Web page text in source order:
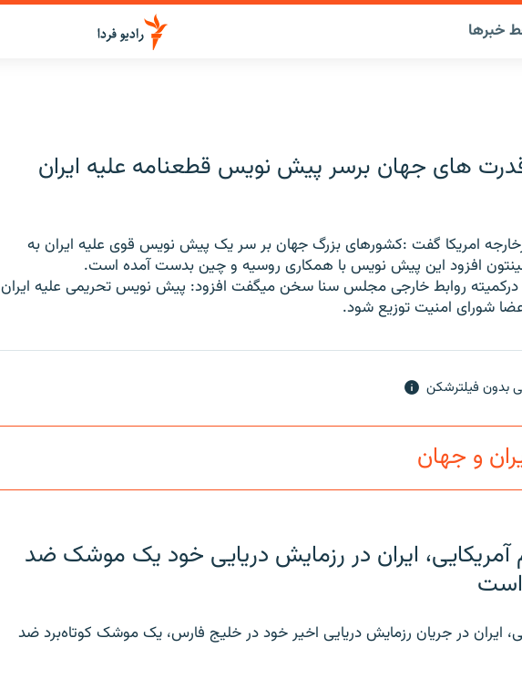
خبرها
های جهان برسر پیش نویس قطعنامه علیه ایران
امریکا گفت :کشورهای بزرگ جهان بر سر یک پیش نویس قوی علیه ایران به
افزود این پیش نویس با همکاری روسیه و چین بدست آمده است.
درکمیته روابط خارجی مجلس سنا سخن میگفت افزود: پیش نویس تحریمی علیه ایران
شورای امنیت توزیع شود.
بدون فیلترشکن
و جهان
ایران در رزمایش دریایی خود یک موشک ضد
است
ایران در جریان رزمایش دریایی اخیر خود در خلیج فارس، یک موشک کوتاه‌برد ضد